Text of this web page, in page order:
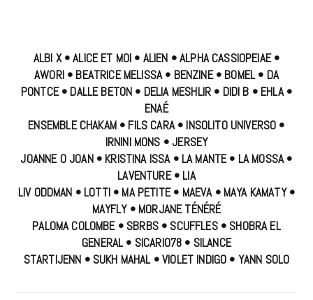
ALBI X • ALICE ET MOI • ALIEN • ALPHA CASSIOPEIAE •
AWORI • BEATRICE MELISSA • BENZINE • BOMEL • DA
PONTCE • DALLE BETON • DELIA MESHLIR • DIDI B • EHLA •
ENAÉ
ENSEMBLE CHAKAM • FILS CARA • INSOLITO UNIVERSO •
IRNINI MONS • JERSEY
JOANNE O JOAN • KRISTINA ISSA • LA MANTE • LA MOSSA •
LAVENTURE • LIA
LIV ODDMAN • LOTTI • MA PETITE • MAEVA • MAYA KAMATY •
MAYFLY • MORJANE TÉNÉRÉ
PALOMA COLOMBE • SBRBS • SCUFFLES • SHOBRA EL
GENERAL • SICARIO78 • SILANCE
STARTIJENN • SUKH MAHAL • VIOLET INDIGO • YANN SOLO